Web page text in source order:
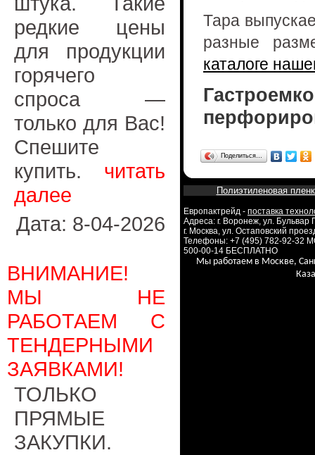
редкие цены
для продукции
горячего
спроса —
только для Вас!
Спешите
купить. читать
далее
Дата: 8-04-2026
ВНИМАНИЕ!
МЫ НЕ
РАБОТАЕМ С
ТЕНДЕРНЫМИ
ЗАЯВКАМИ!
ТОЛЬКО
ПРЯМЫЕ
ЗАКУПКИ.
Тара
разные
каталоге
Поделиться…
Полиэтиленовая
Европактрейд - поставка
Адреса: г. Воронеж, ул.
г. Москва, ул. Остаповский
Телефоны: +7 (495) 782-92-32
500-00-14 БЕСПЛАТНО
Мы работаем в Москве,